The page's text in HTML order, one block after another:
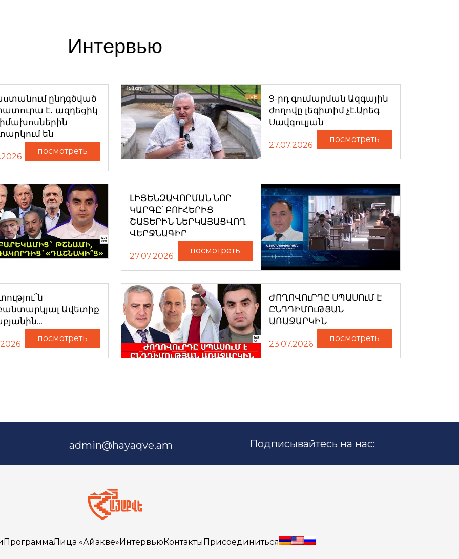
Интервью
ընդգծված
է․ ազդեցիկ
են
посмотреть
9-րդ գումարման Ազգային
ժողովը լեգիտիմ չէ.Արեգ
Սավգուլյան
27.07.2026
посмотреть
ԼԻՑԵՆԶԱՎՈՐՄԱՆ ՆՈՐ
ԿԱՐԳԸ՝ ԲՈՒՀԵՐԻՑ
ՇԱՏԵՐԻՆ ՆԵՐԿԱՅԱՑՎՈՂ
ՎԵՐՋՆԱԳԻՐ
27.07.2026
посмотреть
Ավետիք
посмотреть
ԺՈՂՈՎՈւՐԴԸ ՍՊԱՍՈւՄ Է
ԸՆԴԴԻՄՈւԹՅԱՆ
ԱՌԱՋԱՐԿԻՆ
23.07.2026
посмотреть
admin@hayaqve.am Подписывайтесь на нас:
ПрограммаЛица «Айакве»ИнтервьюКонтактыПрисоединиться